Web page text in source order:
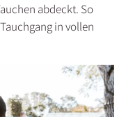
abdeckt. So
in vollen